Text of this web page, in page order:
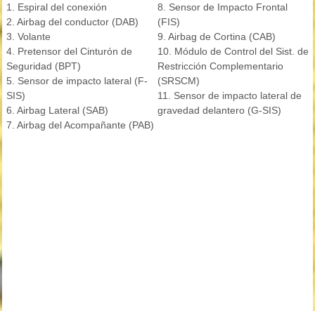
1. Espiral del conexión
2. Airbag del conductor (DAB)
3. Volante
4. Pretensor del Cinturón de
Seguridad (BPT)
5. Sensor de impacto lateral (F-
SIS)
6. Airbag Lateral (SAB)
7. Airbag del Acompañante (PAB)
8. Sensor de Impacto Frontal
(FIS)
9. Airbag de Cortina (CAB)
10. Módulo de Control del Sist. de
Restricción Complementario
(SRSCM)
11. Sensor de impacto lateral de
gravedad delantero (G-SIS)